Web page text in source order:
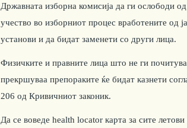
Државната изборна комисија да ги ослободи
учество во изборниот процес вработените од
установи и да бидат заменети со други лица.
Физичките и правните лица што не ги
прекршуваа препораките ќе бидат казнети
206 од Кривичниот законик.
Да се воведе health locator карта за сите летови